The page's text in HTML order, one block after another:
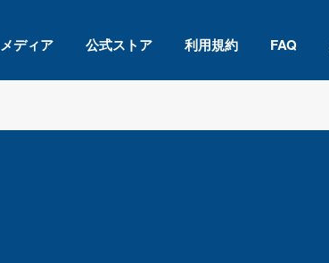
メディア 公式ストア 利用規約 FAQ